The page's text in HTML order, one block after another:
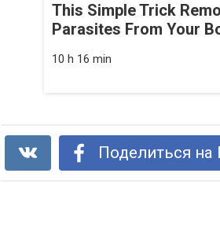
This Simple Trick
Parasites From Your
10 h 16 min
Поделиться на